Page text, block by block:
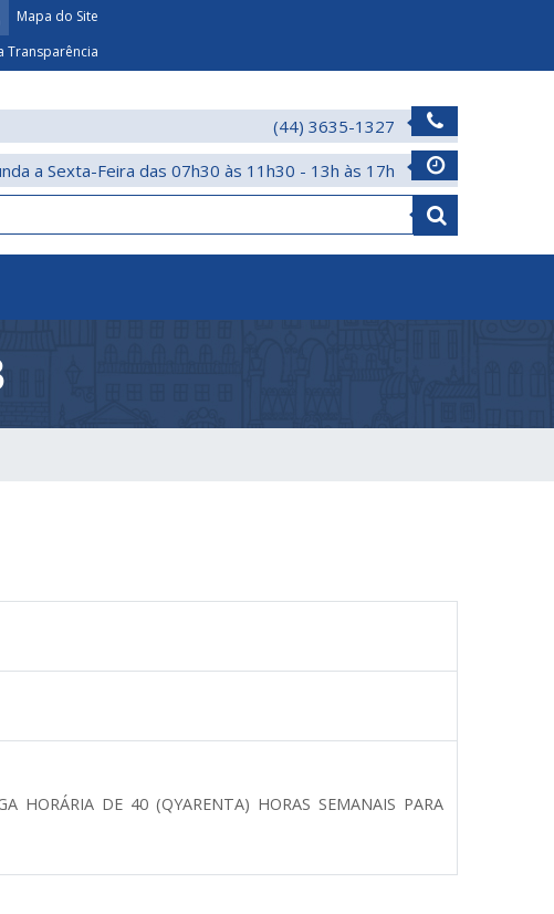
Mapa do Site
Transparência
(44) 3635-1327
a Sexta-Feira das 07h30 às 11h30 - 13h às 17h
HORÁRIA DE 40 (QYARENTA) HORAS SEMANAIS PARA